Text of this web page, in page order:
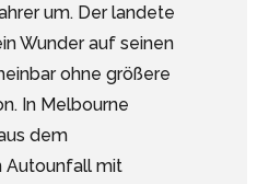
um. Der landete
Wunder auf seinen
ohne größere
In Melbourne
dem
Autounfall mit